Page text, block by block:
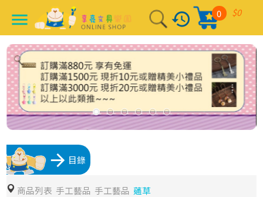
menu history $0
0
arrow_forward 目錄
商品列表 手工藝品 手工藝品 蓪草